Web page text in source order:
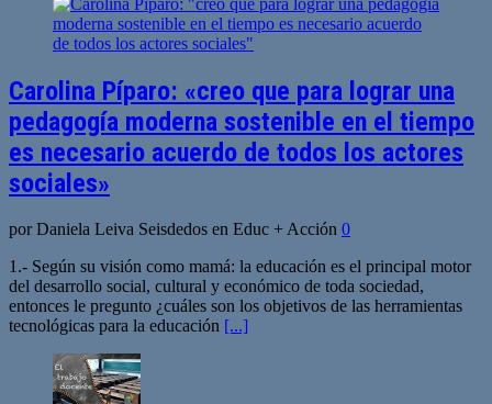
Carolina Píparo: «creo que para lograr una
pedagogía moderna sostenible en el tiempo
es necesario acuerdo de todos los actores
sociales»
por Daniela Leiva Seisdedos en Educ + Acción 0
1.- Según su visión como mamá: la educación es el principal motor
del desarrollo social, cultural y económico de toda sociedad,
entonces le pregunto ¿cuáles son los objetivos de las herramientas
tecnológicas para la educación [...]